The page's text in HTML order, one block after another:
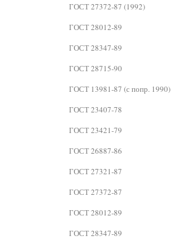
ГОСТ 27372-87 (1992)
ГОСТ 28012-89
ГОСТ 28347-89
ГОСТ 28715-90
ГОСТ 13981-87 (с попр. 1990)
ГОСТ 23407-78
ГОСТ 23421-79
ГОСТ 26887-86
ГОСТ 27321-87
ГОСТ 27372-87
ГОСТ 28012-89
ГОСТ 28347-89